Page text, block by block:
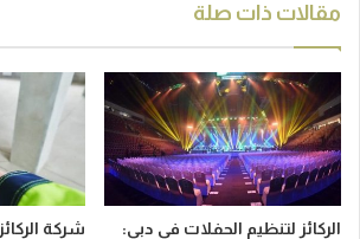
مقالات ذات صلة
الركائز لتنظيم الحفلات في دبي:
شركة